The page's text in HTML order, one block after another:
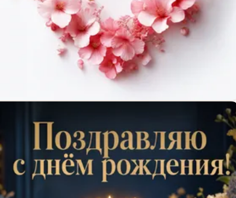
с днём рождения с цветочным